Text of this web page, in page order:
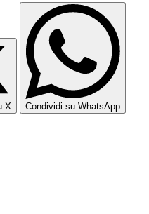
X Condividi su WhatsApp